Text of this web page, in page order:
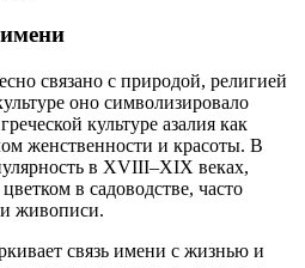
связано с природой, религией
оно символизировало
культуре азалия как
женственности и красоты. В
в XVIII–XIX веках,
в садоводстве, часто
живописи.
связь имени с жизнью и